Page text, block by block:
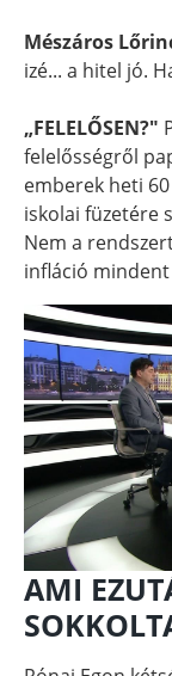
Mészáros
izé... a hitel jó.
„FELELŐSEN?"
felelősségről
emberek heti
iskolai füzetére
Nem a
infláció mindent
AMI